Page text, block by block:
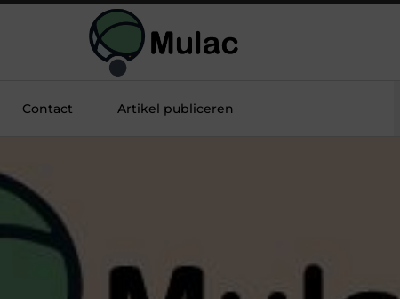
Contact Artikel publiceren